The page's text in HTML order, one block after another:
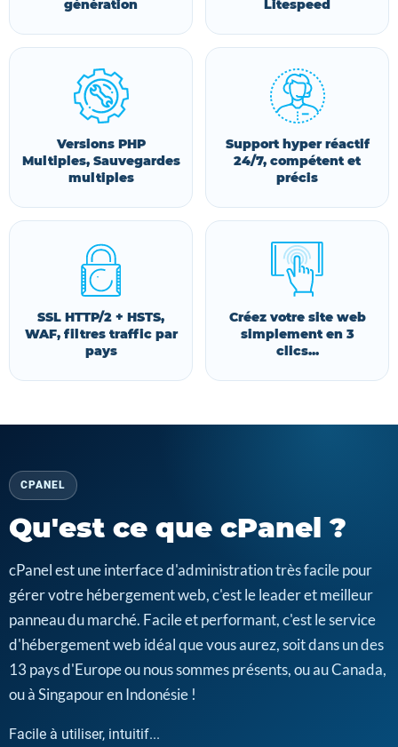
génération Litespeed
Versions PHP
Multiples, Sauvegardes
multiples
Support hyper réactif
24/7, compétent et
précis
SSL HTTP/2 + HSTS,
WAF, filtres traffic par
pays
Créez votre site web
simplement en 3
clics...
CPANEL
Qu'est ce que cPanel ?
cPanel est une interface d'administration très facile pour
gérer votre hébergement web, c'est le leader et meilleur
panneau du marché. Facile et performant, c'est le service
d'hébergement web idéal que vous aurez, soit dans un des
13 pays d'Europe ou nous sommes présents, ou au Canada,
ou à Singapour en Indonésie !
Facile à utiliser, intuitif...